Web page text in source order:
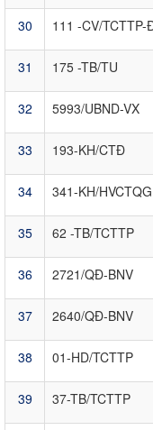
30 111 -CV/TCTTP-
31 175 -TB/TU
32 5993/UBND-VX
33 193-KH/CTĐ
34 341-KH/HVCTQG
35 62 -TB/TCTTP
36 2721/QĐ-BNV
37 2640/QĐ-BNV
38 01-HD/TCTTP
39 37-TB/TCTTP